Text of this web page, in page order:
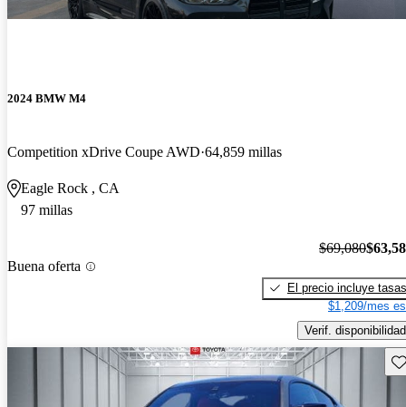
2024 BMW M4
Competition xDrive Coupe AWD 64,859 millas
Eagle Rock , CA
97 millas
Buena oferta
$69,080
El precio incluye tasas
$1,209/mes
Verif. disponibilidad